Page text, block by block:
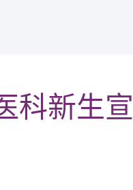
科新生宣